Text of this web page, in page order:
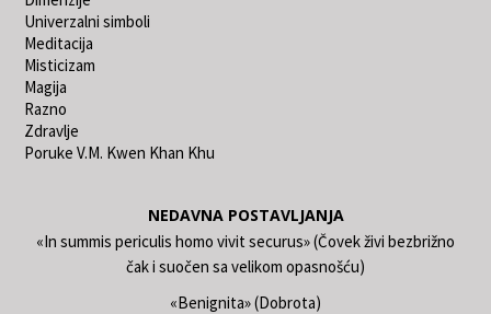
Univerzalni simboli
Meditacija
Misticizam
Magija
Razno
Zdravlje
Poruke V.M. Kwen Khan Khu
NEDAVNA POSTAVLJANJA
«In summis periculis homo vivit securus» (Čovek živi bezbrižno
čak i suočen sa velikom opasnošću)
«Benignita» (Dobrota)